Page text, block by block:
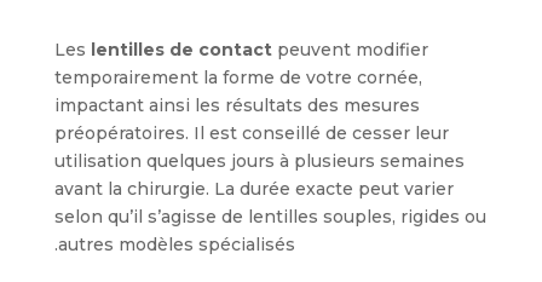
Les lentilles de contactpeuvent modifier
temporairement la forme de votre cornée,
impactant ainsi les résultats des mesures
préopératoires. Il est conseillé de cesser leur
utilisation quelques jours à plusieurs semaines
avant la chirurgie. La durée exacte peut varier
selon qu’il s’agisse de lentilles souples, rigides ou
autres modèles spécialisés.